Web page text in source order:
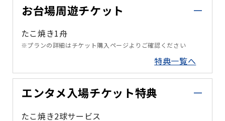
お台場周遊チケット
たこ焼き1舟
※プランの詳細はチケット購入ページよりご確認ください
特典一覧へ
エンタメ入場チケット特典
たこ焼き2球サービス